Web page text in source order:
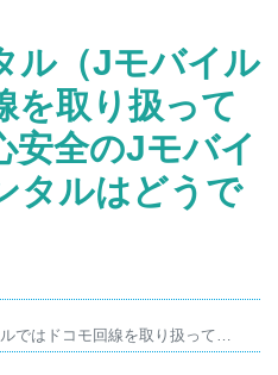
（Jモバイル
を取り扱って
安全のJモバイ
タルはどうで
ます。安心安全のJモバイルでスマホレンタルはどうですか？）